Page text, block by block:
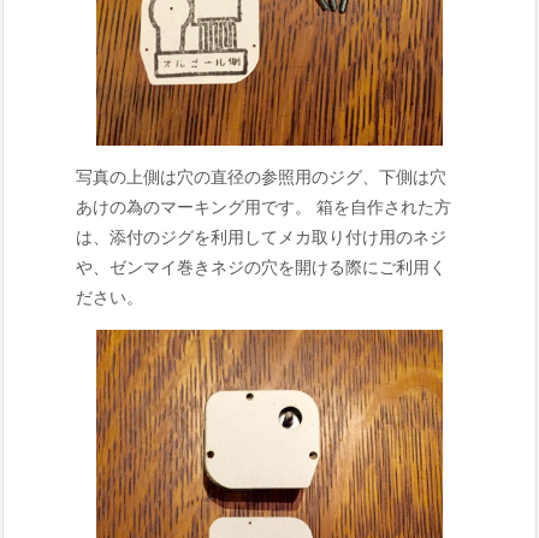
写真の上側は穴の直径の参照用のジグ、下側は穴
あけの為のマーキング用です。 箱を自作された方
は、添付のジグを利用してメカ取り付け用のネジ
や、ゼンマイ巻きネジの穴を開ける際にご利用く
ださい。